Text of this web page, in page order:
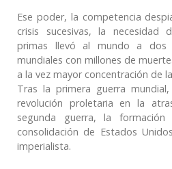
Ese poder, la competencia
crisis sucesivas, la necesidad
primas llevó al mundo a dos
mundiales con millones de
a la vez mayor concentración de
Tras la primera guerra
revolución proletaria en la
segunda guerra, la
consolidación de Estados
imperialista.